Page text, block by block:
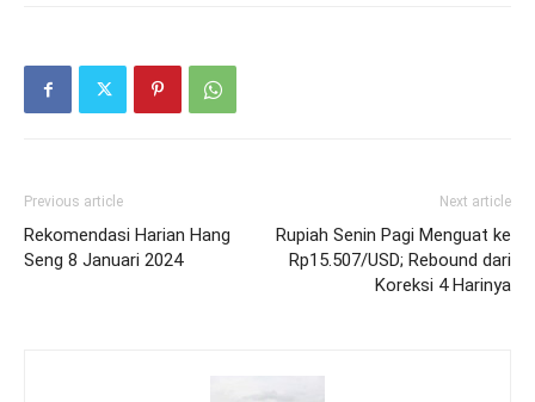
Previous article
Rekomendasi Harian Hang
Seng 8 Januari 2024
Next article
Rupiah Senin Pagi Menguat ke
Rp15.507/USD; Rebound dari
Koreksi 4 Harinya